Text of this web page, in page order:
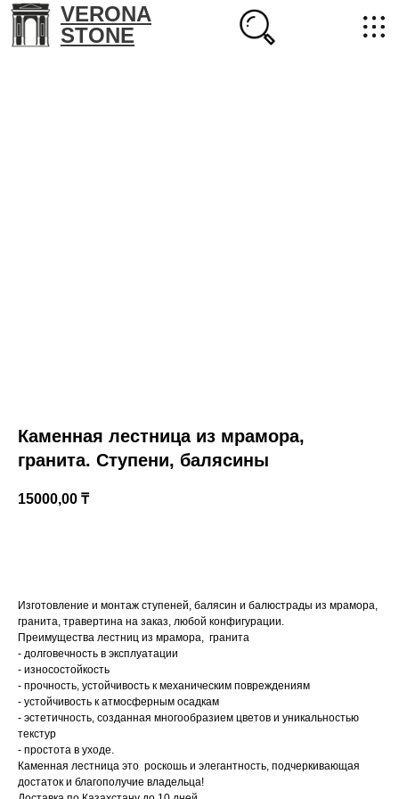
VERONA
STONE
Казахстан, Алматы, ул Султана Бейбарыса,
32
Каменная лестница из мрамора,
гранита. Ступени, балясины
15000,00 ₸
Изготовление и монтаж ступеней, балясин и балюстрады из мрамора,
гранита, травертина на заказ, любой конфигурации.
Преимущества лестниц из мрамора, гранита
- долговечность в эксплуатации
- износостойкость
- прочность, устойчивость к механическим повреждениям
- устойчивость к атмосферным осадкам
- эстетичность, созданная многообразием цветов и уникальностью
текстур
- простота в уходе.
Каменная лестница это роскошь и элегантность, подчеркивающая
достаток и благополучие владельца!